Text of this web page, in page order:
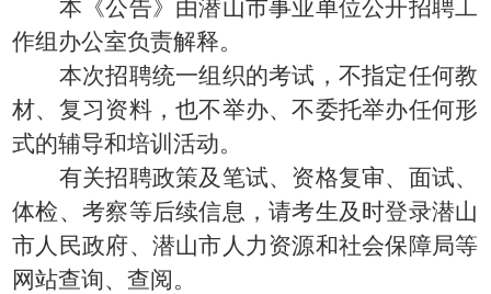
本《公告》由潜山市事业单位公开招聘工
作组办公室负责解释。
本次招聘统一组织的考试，不指定任何教
材、复习资料，也不举办、不委托举办任何形
式的辅导和培训活动。
有关招聘政策及笔试、资格复审、面试、
体检、考察等后续信息，请考生及时登录潜山
市人民政府、潜山市人力资源和社会保障局等
网站查询、查阅。